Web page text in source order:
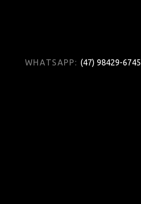
WHATSAPP: (47) 98429-6745